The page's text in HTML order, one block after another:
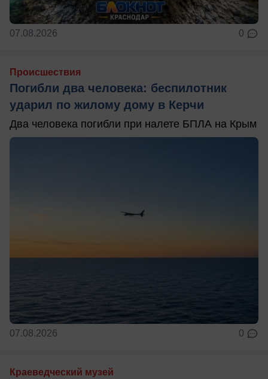
07.08.2026 0
Происшествия
Погибли два человека: беспилотник
ударил по жилому дому в Керчи
Два человека погибли при налете БПЛА на Крым
07.08.2026 0
Краеведческий музей